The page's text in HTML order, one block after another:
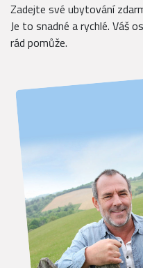
Zadejte své ubytování
Je to snadné a rychlé. Váš
rád pomůže.